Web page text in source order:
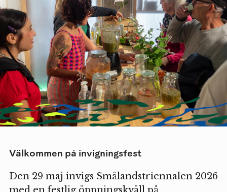
Välkommen på invigningsfest
Den 29 maj invigs Smålandstriennalen 2026